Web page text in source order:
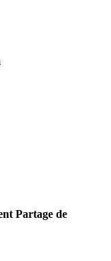
Partage de